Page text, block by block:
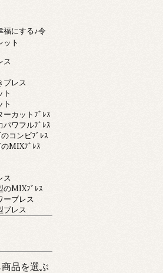
福にする♪令
ット
ス
ブレス
ト
ト
ーカットﾌﾞﾚｽ
パワフルﾌﾞﾚｽ
コンビﾌﾞﾚｽ
のMIXﾌﾞﾚｽ
ス
のMIXﾌﾞﾚｽ
ーブレス
ブレス
品を選ぶ